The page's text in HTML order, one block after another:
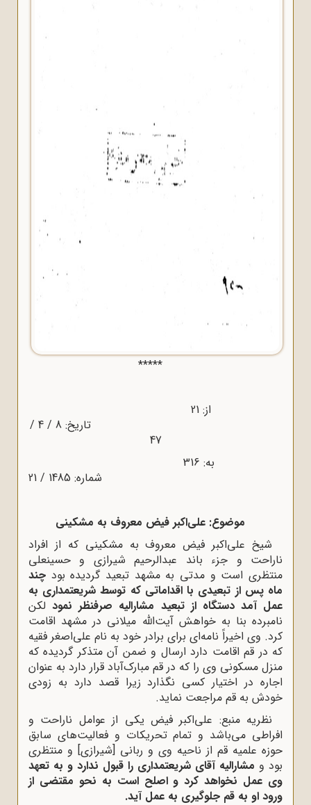
*****
تاریخ: 8 / 4 /
47
شماره: 1485 / 21
موضوع: على‌اکبر فیض معروف به مشکینى
شیخ على‌اکبر فیض معروف به مشکینى که از افراد
ناراحت و جزء باند عبدالرحیم شیرازى و حسینعلى
منتظرى است و مدتى به مشهد تبعید گردیده بود چند
ماه پس از تبعیدى با اقداماتى که توسط شریعتمدارى به
عمل آمد دستگاه از تبعید مشارالیه صرفنظر نمودلکن
نامبرده بنا به خواهش آیت‌اللّه‌ میلانى در مشهد اقامت
کرد. وى اخیراً نامه‌اى براى برادر خود به نام على‌اصغر فقیه
که در قم اقامت دارد ارسال و ضمن آن متذکر گردیده که
منزل مسکونى وى را که در قم مبارک‌آباد قرار دارد به عنوان
اجاره در اختیار کسى نگذارد زیرا قصد دارد به زودى
خودش به قم مراجعت نماید.
نظریه منبع: على‌اکبر فیض یکى از عوامل ناراحت و
افراطى مى‌باشد و تمام تحریکات و فعالیت‌هاى سابق
حوزه علمیه قم از ناحیه وى و ربانى [شیرازی] و منتظرى
بود و مشارالیه آقاى شریعتمدارى را قبول ندارد و به تعهد
وى عمل نخواهد کرد و اصلح است به نحو مقتضى از
ورود او به قم جلوگیرى به عمل آید.